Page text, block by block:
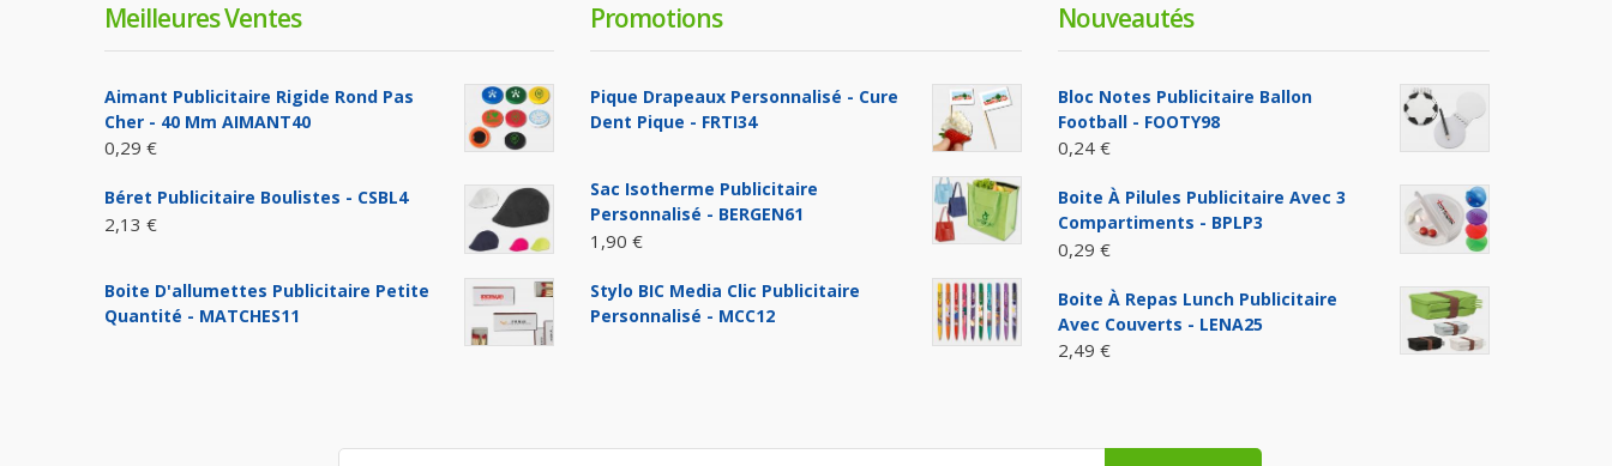
Meilleures Ventes
Aimant Publicitaire Rigide Rond Pas
Cher - 40 Mm AIMANT40
0,29 €
Béret Publicitaire Boulistes - CSBL4
2,13 €
Boite D'allumettes Publicitaire Petite
Quantité - MATCHES11
Promotions
Pique Drapeaux Personnalisé - Cure
Dent Pique - FRTI34
Sac Isotherme Publicitaire
Personnalisé - BERGEN61
1,90 €
Stylo BIC Media Clic Publicitaire
Personnalisé - MCC12
Nouveautés
Bloc Notes Publicitaire Ballon
Football - FOOTY98
0,24 €
Boite À Pilules Publicitaire Avec 3
Compartiments - BPLP3
0,29 €
Boite À Repas Lunch Publicitaire
Avec Couverts - LENA25
2,49 €